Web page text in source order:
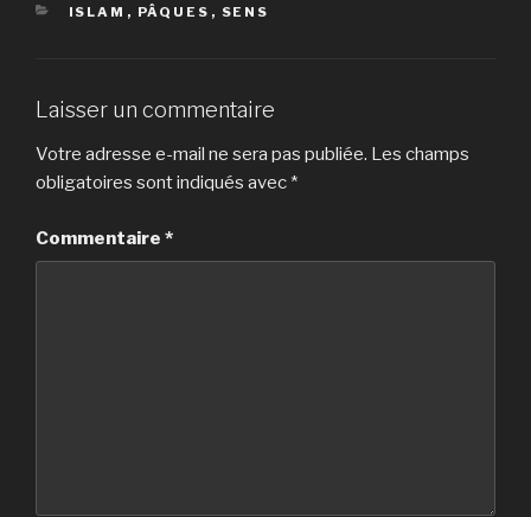
CATÉGORIES
ISLAM , PÂQUES , SENS
Laisser un commentaire
Votre adresse e-mail ne sera pas publiée. Les champs
obligatoires sont indiqués avec *
Commentaire *